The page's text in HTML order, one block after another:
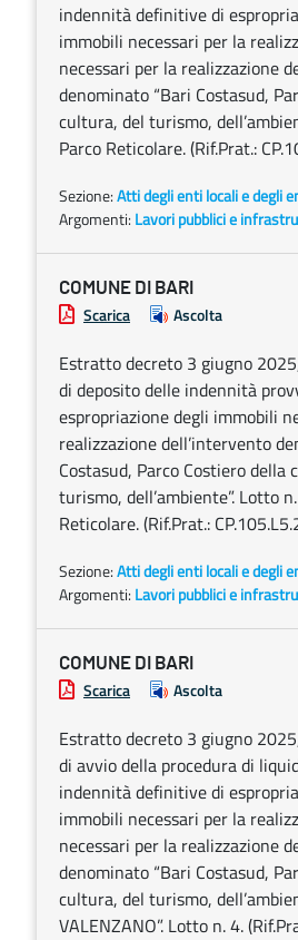
indennità definitive di
immobili necessari per la
necessari per la realizzazione
denominato “Bari Costasud,
cultura, del turismo,
Parco Reticolare. (Rif.Prat.:
Sezione:Atti degli enti locali e degli
Argomenti: Lavori pubblici e
COMUNE DI BARI
Scarica Ascolta
Estratto decreto 3 giugno
di deposito delle indennità
espropriazione degli immobili
realizzazione dell’intervento
Costasud, Parco Costiero della
turismo, dell’ambiente”. Lotto
Reticolare. (Rif.Prat.:
Sezione:Atti degli enti locali e degli
Argomenti: Lavori pubblici e
COMUNE DI BARI
Scarica Ascolta
Estratto decreto 3 giugno
di avvio della procedura di
indennità definitive di
immobili necessari per la
necessari per la realizzazione
denominato “Bari Costasud,
cultura, del turismo,
VALENZANO”. Lotto n. 4.